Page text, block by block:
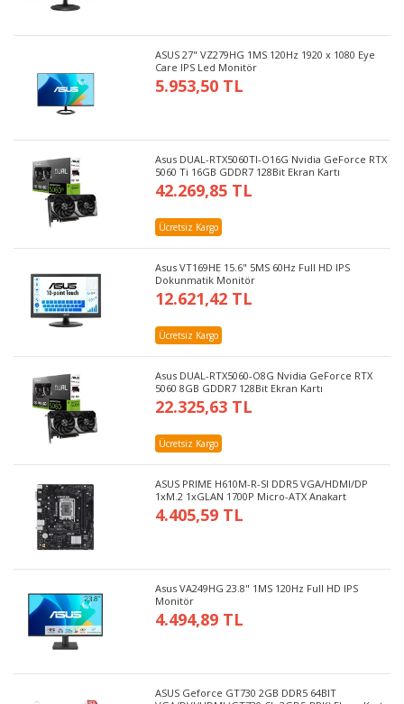
ASUS 27" VZ279HG 1MS 120Hz 1920 x 1080 Eye
Care IPS Led Monitör
5.953,50 TL
Asus DUAL-RTX5060TI-O16G Nvidia GeForce RTX
5060 Ti 16GB GDDR7 128Bit Ekran Kartı
42.269,85 TL
Ücretsiz Kargo
Asus VT169HE 15.6" 5MS 60Hz Full HD IPS
Dokunmatik Monitör
12.621,42 TL
Ücretsiz Kargo
Asus DUAL-RTX5060-O8G Nvidia GeForce RTX
5060 8GB GDDR7 128Bit Ekran Kartı
22.325,63 TL
Ücretsiz Kargo
ASUS PRIME H610M-R-SI DDR5 VGA/HDMI/DP
1xM.2 1xGLAN 1700P Micro-ATX Anakart
4.405,59 TL
Asus VA249HG 23.8" 1MS 120Hz Full HD IPS
Monitör
4.494,89 TL
ASUS Geforce GT730 2GB DDR5 64BIT